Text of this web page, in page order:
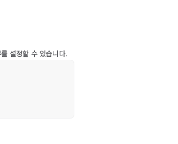
설정할 수 있습니다.